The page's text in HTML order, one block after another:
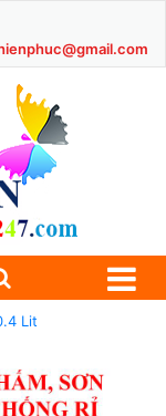
Lit